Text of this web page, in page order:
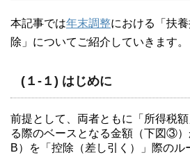
本記事では年末調整における「扶
除」についてご紹介していきます。
(１-１) はじめに
前提として、両者ともに「所得税
る際のベースとなる金額（下図③
B）を「控除（差し引く）」際のル